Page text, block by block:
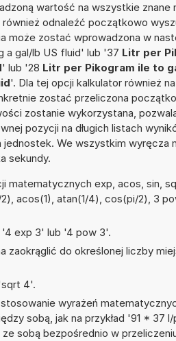
wartość na wszystkie znane
odnaleźć początkowo
może zostać wprowadzona w
a gal/lb US fluid' lub '37 Litr per
' lub '28 Litr per Pikogram ile to
'. Dla tej opcji kalkulator również
zostać przeliczona
zostanie wykorzystana,
pozycji na długich listach
jednostek. We wszystkim wyręcza
sekundy.
matematycznych exp, acos, sin,
acos(1), atan(1/4), cos(pi/2), 3
exp 3' lub '4 pow 3'.
zaokrąglić do określonej liczby
4'.
wyrażeń
sobą, jak na przykład '91 * 37
ze sobą bezpośrednio w